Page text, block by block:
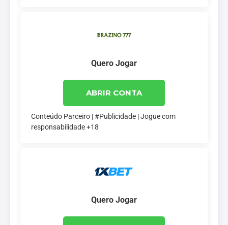
Quero Jogar
ABRIR CONTA
Conteúdo Parceiro | #Publicidade | Jogue com
responsabilidade +18
Quero Jogar